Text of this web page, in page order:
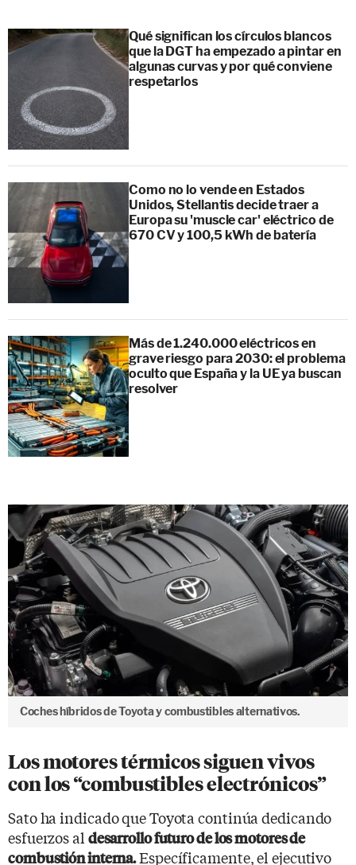
Qué significan los círculos blancos
que la DGT ha empezado a pintar en
algunas curvas y por qué conviene
respetarlos
Como no lo vende en Estados
Unidos, Stellantis decide traer a
Europa su 'muscle car' eléctrico de
670 CV y 100,5 kWh de batería
Más de 1.240.000 eléctricos en
grave riesgo para 2030: el problema
oculto que España y la UE ya buscan
resolver
Coches híbridos de Toyota y combustibles alternativos.
Los motores térmicos siguen vivos
con los “combustibles electrónicos”
Sato ha indicado que Toyota continúa dedicando
esfuerzos al desarrollo futuro de los motores de
combustión interna.Específicamente, el ejecutivo